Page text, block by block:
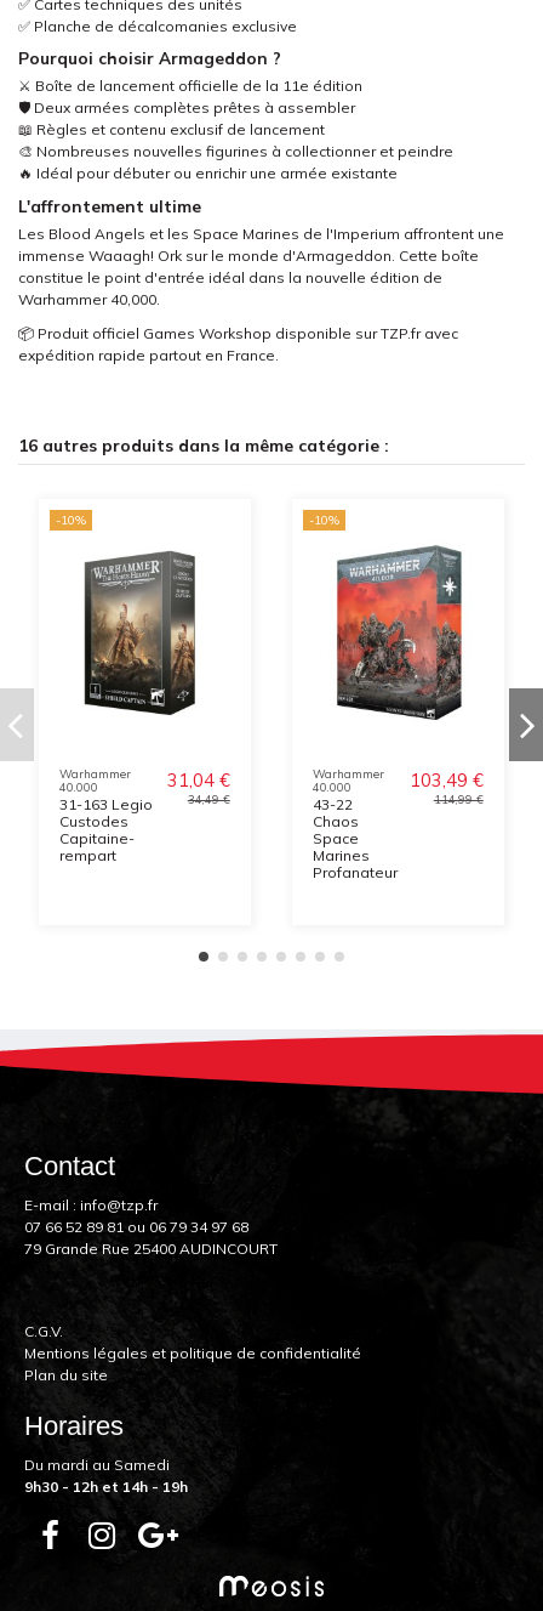
✅ Cartes techniques des unités
✅ Planche de décalcomanies exclusive
Pourquoi choisir Armageddon ?
⚔️ Boîte de lancement officielle de la 11e édition
🛡️ Deux armées complètes prêtes à assembler
📖 Règles et contenu exclusif de lancement
🎨 Nombreuses nouvelles figurines à collectionner et peindre
🔥 Idéal pour débuter ou enrichir une armée existante
L'affrontement ultime
Les Blood Angels et les Space Marines de l'Imperium affrontent une
immense Waaagh! Ork sur le monde d'Armageddon. Cette boîte
constitue le point d'entrée idéal dans la nouvelle édition de
Warhammer 40,000.
📦 Produit officiel Games Workshop disponible sur TZP.fr avec
expédition rapide partout en France.
16 autres produits dans la même catégorie :
-10%
Warhammer
40.000
31-163 Legio
Custodes
Capitaine-
rempart
31,04 €
34,49 €
-10%
Warhammer
40.000
43-22
Chaos
Space
Marines
Profanateur
103,49 €
114,99 €
Contact
E-mail : info@tzp.fr
07 66 52 89 81 ou 06 79 34 97 68
79 Grande Rue 25400 AUDINCOURT
C.G.V.
Mentions légales et politique de confidentialité
Plan du site
Horaires
Du mardi au Samedi
9h30 - 12h et 14h - 19h